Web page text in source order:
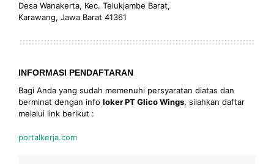
Desa Wanakerta, Kec. Telukjambe Barat,
Karawang, Jawa Barat 41361
INFORMASI PENDAFTARAN
Bagi Anda yang sudah memenuhi persyaratan diatas dan
berminat dengan info loker PT Glico Wings, silahkan daftar
melalui link berikut :
portalkerja.com